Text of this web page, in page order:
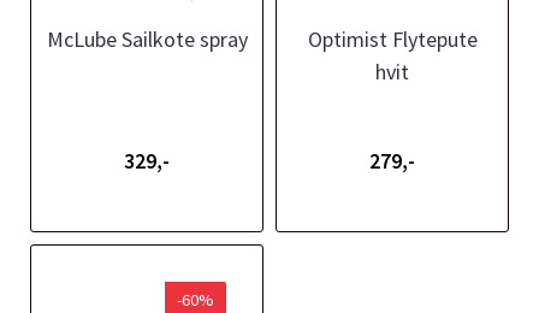
McLube Sailkote spray
329,-
Optimist Flytepute
hvit
279,-
-60%